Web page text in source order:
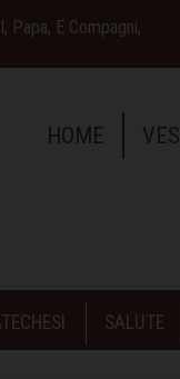
Papa, E Compagni,
HOME
SALUTE